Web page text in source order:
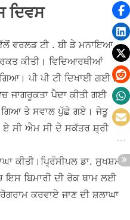
ਦਿਵਸ
ਵਰਲਡ ਟੀ . ਬੀ ਡੇ ਮਨਾਇਆ
ਕੀਤੀ। ਵਿਦਿਆਰਥੀਆਂ
ਪੀ ਪੀ ਟੀ ਦਿਖਾਈ ਗਈ।
ਜਾਗਰੂਕਤਾ ਪੈਦਾ ਕੀਤੀ ਗਈ ।
ਤੇ ਸਵਾਲ ਪੁੱਛੇ ਗਏ। ਜੇਤੂ
ਸੀ ਐਮ ਸੀ ਦੇ ਸਕੱਤਰ ਸ਼੍ਰੀ
ਕੀਤੀ।ਪ੍ਰਿੰਸੀਪਲ ਡਾ. ਸੁਖਸ਼ਮ
ਬਿਮਾਰੀ ਦੀ ਰੋਕ ਥਾਮ ਲਈ
ਕਰਵਾਏ ਜਾਣ ਦੀ ਸ਼ਲਾਘਾ